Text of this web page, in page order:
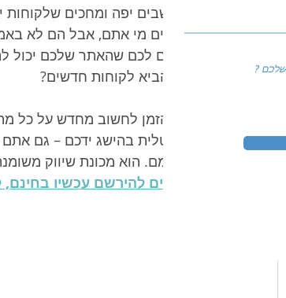
הם יושבים יפה ומחכים
מספרים מי אתם, אבל הם לא
אומרים לכם שהאתר שלכם יכול
כדי להביא לקוחות חדשים?
הגיע הזמן לחשוב מחדש על
הדיגיטלית בהישג ידכם – גם
אך דומם. הוא מכונת שיווק
מוזמנים להירשם עכשיו